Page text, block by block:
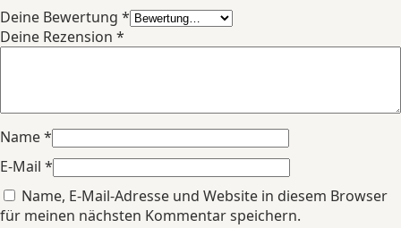
Deine Bewertung *
Deine Rezension *
Name*
E-Mail *
Name, E-Mail-Adresse und Website in diesem Browser
für meinen nächsten Kommentar speichern.